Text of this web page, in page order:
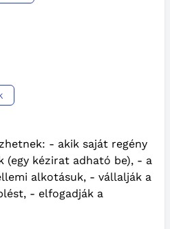
- akik saját regény
(egy kézirat adható be), - a
alkotásuk, - vállalják a
- elfogadják a